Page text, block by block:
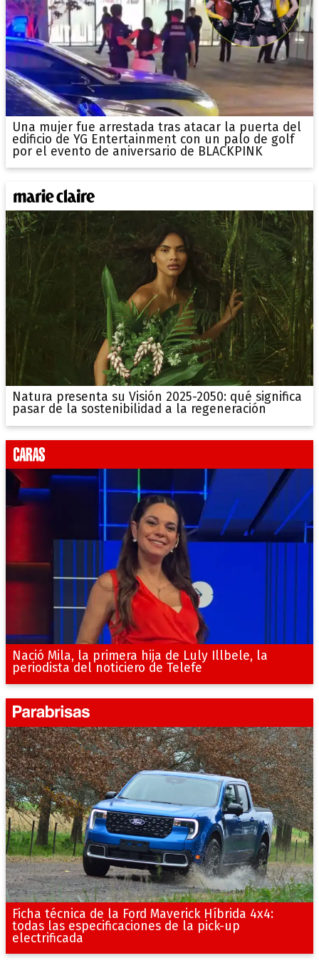
Una mujer fue arrestada tras atacar la puerta del
edificio de YG Entertainment con un palo de golf
por el evento de aniversario de BLACKPINK
Natura presenta su Visión 2025-2050: qué significa
pasar de la sostenibilidad a la regeneración
Nació Mila, la primera hija de Luly Illbele, la
periodista del noticiero de Telefe
Ficha técnica de la Ford Maverick Híbrida 4x4:
todas las especificaciones de la pick-up
electrificada